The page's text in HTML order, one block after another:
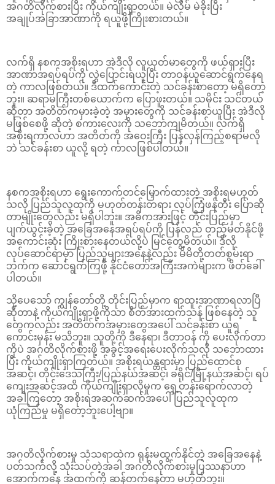
အဂတိလိုက်စားပြီး ကိုယ်ကျိုးရှာတယ်။ မဲလိမ် မဲခိုးပြီး
အချုပ်အခြာအာဏာကို ရယူဖို့ကြိုးစားတယ်။
လက်ရှိ နစကအစိုးရဟာ အဲဒီလို လူယုတ်မာတွေကို ဖယ်ရှားပြီး
အာဏာအရပ်ရပ်ကို လွှဲပြောင်းရယူပြီး တာဝန်ယူဆောင်ရွက်နေရ
တဲ့ ကာလဖြစ်တယ်။ ဒီထက်ကောင်းတဲ့ သင်ခန်းစာတော့ မရှိတော့
ဘူး။ ဆရာမကြီးတစ်ယောက်က ပြောဖူးတယ်။ သမိုင်း သင်တယ်
ဆိုတာ အတိတ်ကမှားခဲ့တဲ့ အမှားတွေကို သင်ခန်းစာယူပြီး အဲဒီလို
မဖြစ်စေဖို့ ဆိုတဲ့ စကားလေးကို သဘောကျမိတယ်။ လက်ရှိ
အစိုးရကာလဟာ အတိတ်ကို အဝေးကြီး ပြန်လှန်ကြည့်စရာမလို
ဘဲ သင်ခန်းစာ ယူလို့ ရတဲ့ ကာလဖြစ်ပါတယ်။
နစကအစိုးရဟာ ရွေးကောက်တင်မြှောက်ထားတဲ့ အစိုးရမဟုတ်
သလို ပြည်သူလူထုကို မဟုတ်တန်းတရား လုပ်ကြံဖန်တီး ပြောဆို
တာမျိုးတွေလည်း မရှိပါဘူး။ အဓိကအားဖြင့် တိုင်းပြည်မှာ
ပျက်ယွင်းခဲ့တဲ့ အခြေအနေအရပ်ရပ်ကို ပြန်လည် တည့်မတ်နိုင်ဖို့
အကောင်းဆုံး ကြိုးစားနေတယ်လို့ပဲ မြင်တွေ့မိတယ်။ ဒီလို
လုပ်ဆောင်ရာမှာ ပြည်သူများအနေနဲ့လည်း မိမိတို့တတ်စွမ်းရာ
ဘက်က ဆောင်ရွက်ကြဖို့ နိုင်ငံတော်အကြီးအကဲများက ဖိတ်ခေါ်
ပါတယ်။
သို့ပေသော် ကျွန်တော်တို့ တိုင်းပြည်မှာက ရာထူးအာဏာရလာပြီ
ဆိုတာနဲ့ ကိုယ်ကျိုးရှာဖို့ကိုသာ စိတ်အားထက်သန် ဖြစ်နေတဲ့ သူ
တွေကလည်း အတိတ်ကအမှားတွေအပေါ် သင်ခန်းစာ ယူရ
ကောင်းမှန်း မသိဘူး။ သူတို့ကို ဒီနေရာ၊ ဒီတာဝန် ကို ပေးလိုက်တာ
ကိုပဲ အဂတိလိုက်စားဖို့ အခွင့်အရေးပေးလိုက်သလို သဘောထား
ပြီး ကိုယ်ကျိုးရှာကြတယ်။ အစိုးရယန္တရားမှာ ပြည်ထောင်စု
အဆင့်၊ တိုင်းဒေသကြီး/ပြည်နယ်အဆင့်၊ ခရိုင်/မြို့နယ်အဆင့်၊ ရပ်
ကျေးအဆင့်အထိ ကိုယ်ကျိုးရှာလိုမှုက ရှေ့တန်းရောက်လာတဲ့
အခါကြတော့ အစိုးရအဆက်ဆက်အပေါ် ပြည်သူလူထုက
ယုံကြည်မှု မရှိတော့ဘူးပေါ့ဗျာ။
အဂတိလိုက်စားမှု သံသရာထဲက ရုန်းမထွက်နိုင်တဲ့ အခြေအနေနဲ့
ပတ်သက်လို့ သုံးသပ်တဲ့အခါ အဂတိလိုက်စားမှုပြဿနာဟာ
အောက်ကနေ အထက်ကို ဆန်တက်နေတာ မဟုတ်ဘူး။